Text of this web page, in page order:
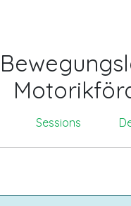
Sessions